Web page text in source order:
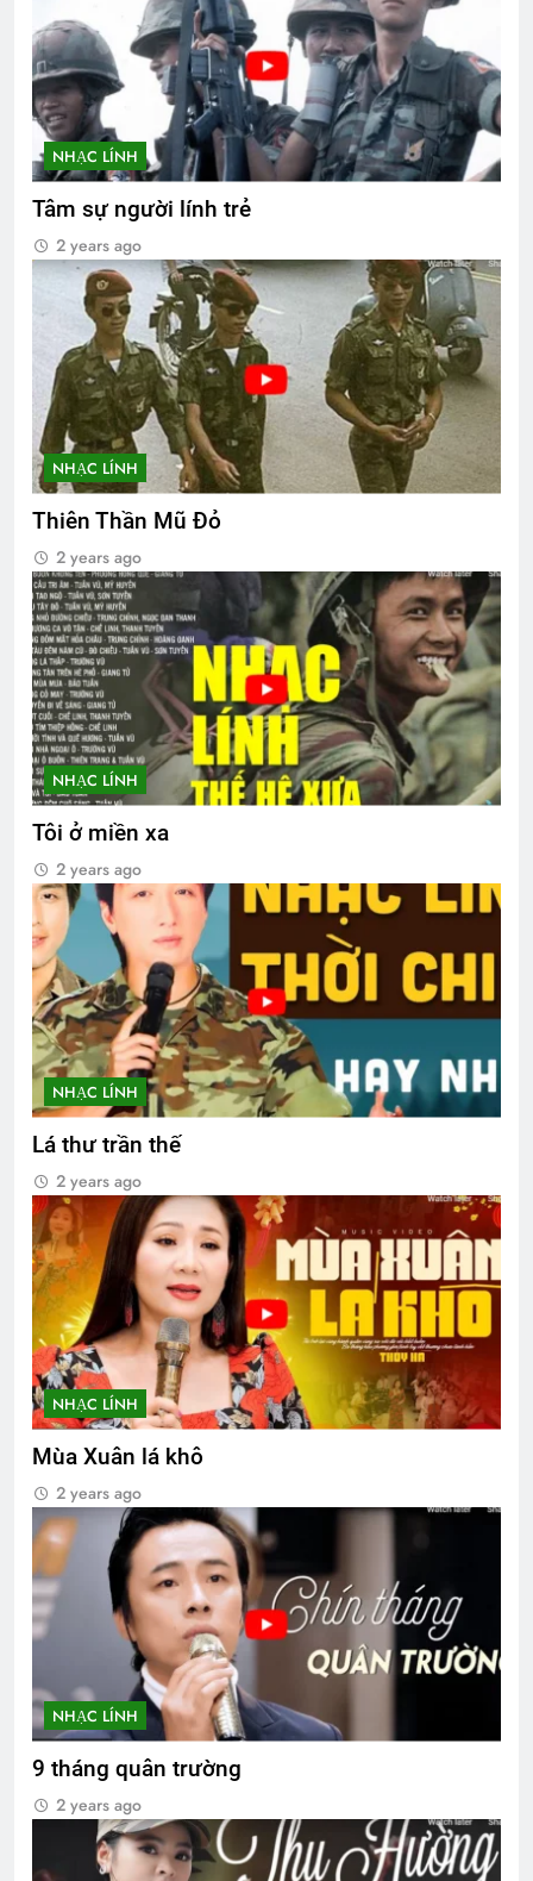
NHẠC LÍNH
Tâm sự người lính trẻ
2 years ago
NHẠC LÍNH
Thiên Thần Mũ Đỏ
2 years ago
NHẠC LÍNH
Tôi ở miền xa
2 years ago
NHẠC LÍNH
Lá thư trần thế
2 years ago
NHẠC LÍNH
Mùa Xuân lá khô
2 years ago
NHẠC LÍNH
9 tháng quân trường
2 years ago